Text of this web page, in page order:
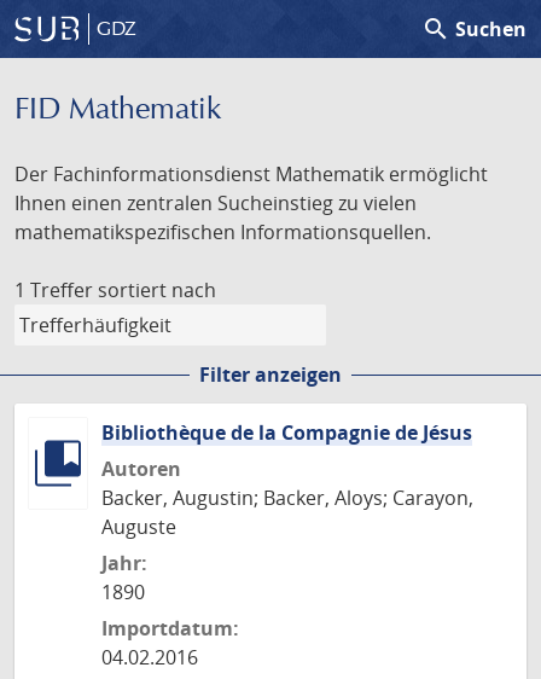
GDZ search Suchen
FID Mathematik
Der Fachinformationsdienst Mathematik ermöglicht
Ihnen einen zentralen Sucheinstieg zu vielen
mathematikspezifischen Informationsquellen.
1 Treffer sortiert nach
Filter anzeigen
Bibliothèque de la Compagnie de Jésus
Autoren
Backer, Augustin; Backer, Aloys; Carayon,
Auguste
Jahr:
1890
Importdatum:
04.02.2016